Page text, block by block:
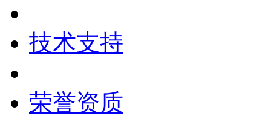
技术支持
荣誉资质